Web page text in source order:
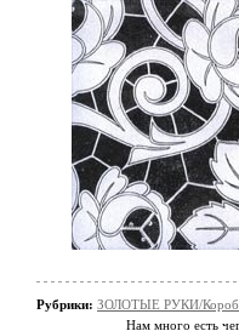
Рубрики: ЗОЛОТЫЕ РУКИ/
Нам много есть